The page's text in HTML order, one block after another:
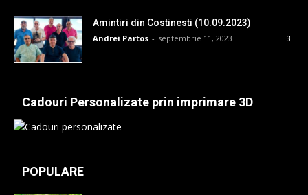
Amintiri din Costinesti (10.09.2023)
Andrei Partos - septembrie 11, 2023 3
Cadouri Personalizate prin imprimare 3D
POPULARE